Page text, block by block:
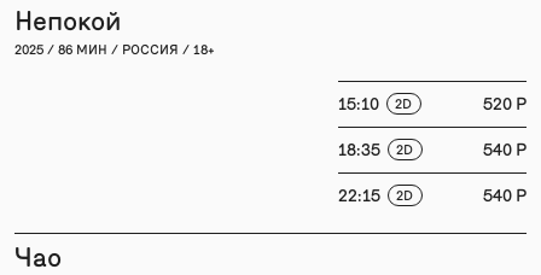
Непокой
2025 / 86 МИН / РОССИЯ / 18+
15:10 2D 520 P
18:35 2D 540 P
22:15 2D 540 P
Чао